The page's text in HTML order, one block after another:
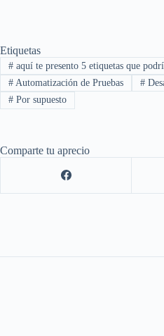
Etiquetas
#aquí te presento 5 etiquetas que
#Automatización de Pruebas #
#Por supuesto
Comparte tu aprecio